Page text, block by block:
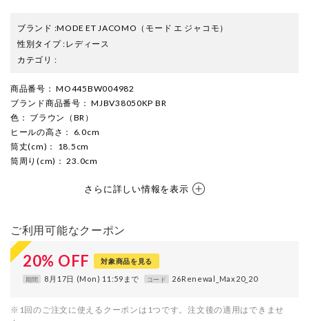
ブランド :MODE ET JACOMO （モード エ ジャコモ）
性別タイプ:レディース
カテゴリ :
商品番号 ： MO445BW004982
ブランド商品番号 ： MJBV38050KP BR
色 ： ブラウン（BR）
ヒールの高さ ： 6.0cm
筒丈(cm) ： 18.5cm
筒周り(cm) ： 23.0cm
さらに詳しい情報を表示
ご利用可能なクーポン
20% OFF 対象商品を見る
期間 8月17日 (Mon) 11:59まで コード 26Renewal_Max20_20
※1回のご注文に使えるクーポンは1つです。注文後の適用はできませ